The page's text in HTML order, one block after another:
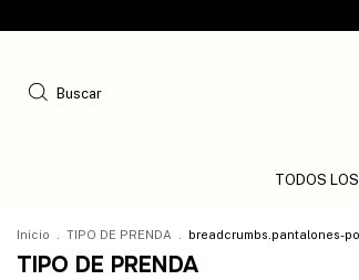
Buscar
TODOS
Inicio TIPO DE PRENDA breadcrumbs.pantalones-
TIPO DE PRENDA